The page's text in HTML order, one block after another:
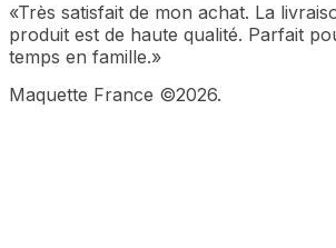
«Très satisfait de mon achat. La
produit est de haute qualité. Parfait
temps en famille.»
Maquette France ©2026.